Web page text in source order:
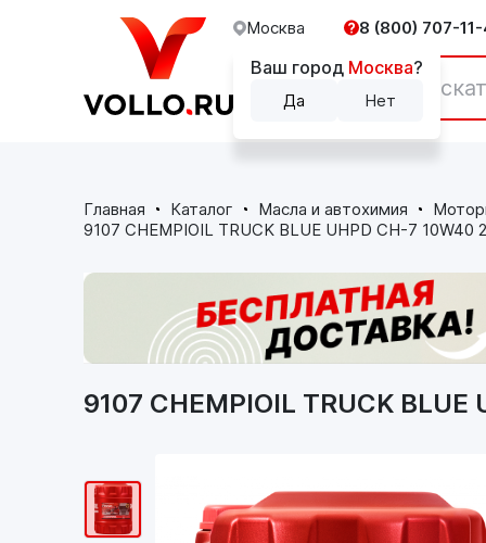
Москва
Ваш город Москва?
Да Нет
8 (800) 707-11-
Каталог
Главная Каталог Масла и автохимия
9107 CHEMPIOIL TRUCK BLUE UHPD CH-7
9107 CHEMPIOIL TRUCK